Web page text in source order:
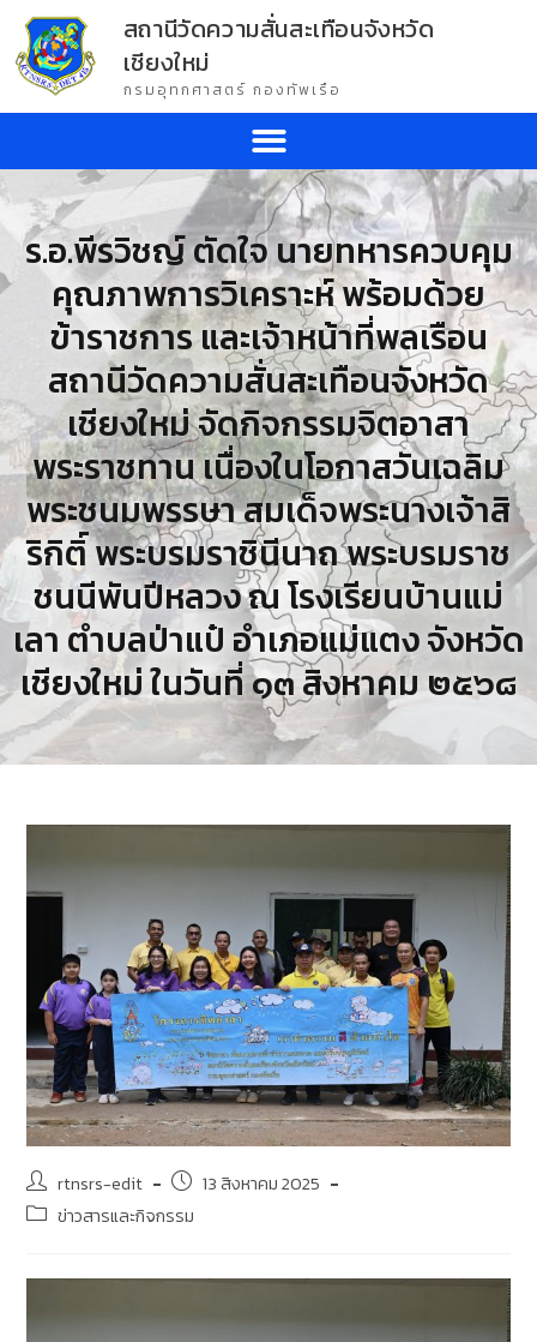
สถานีวัดความสั่นสะเทือนจังหวัด
เชียงใหม่
กรมอุทกศาสตร์ กองทัพเรือ
ร.อ.พีรวิชญ์ ตัดใจ นายทหารควบคุม
คุณภาพการวิเคราะห์ พร้อมด้วย
ข้าราชการ และเจ้าหน้าที่พลเรือน
สถานีวัดความสั่นสะเทือนจังหวัด
เชียงใหม่ จัดกิจกรรมจิตอาสา
พระราชทาน เนื่องในโอกาสวันเฉลิม
พระชนมพรรษา สมเด็จพระนางเจ้าสิ
ริกิติ์ พระบรมราชินีนาถ พระบรมราช
ชนนีพันปีหลวง ณ โรงเรียนบ้านแม่
เลา ตำบลป่าแป๋ อำเภอแม่แตง จังหวัด
เชียงใหม่ ในวันที่ ๑๓ สิงหาคม ๒๕๖๘
rtnsrs-edit
13 สิงหาคม 2025
ข่าวสารและกิจกรรม